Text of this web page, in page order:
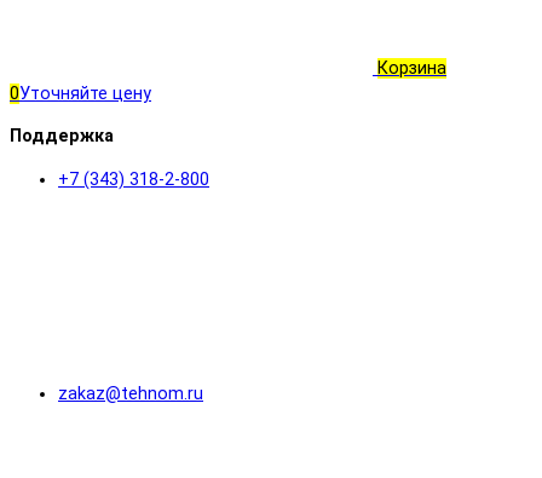
Корзина
0Уточняйте цену
Поддержка
+7 (343) 318-2-800
zakaz@tehnom.ru